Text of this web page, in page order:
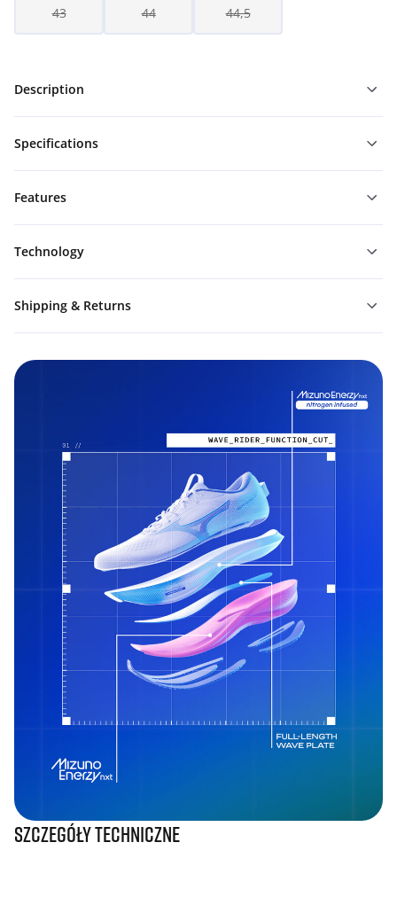
43 44 44,5
Description
Specifications
Features
Technology
Shipping & Returns
Szczegóły techniczne